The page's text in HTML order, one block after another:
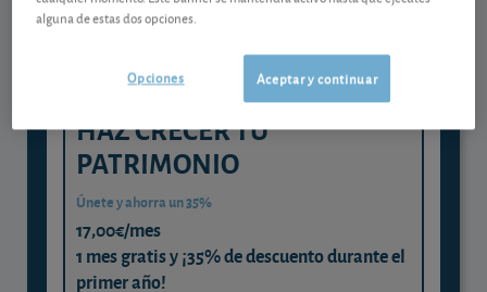
para ti
HAZ CRECER TU
PATRIMONIO
Únete y ahorra un 35%
17,00€/mes
1 mes gratis y ¡35% de descuento durante el
primer año!
alguna de estas dos opciones.
Aceptar y continuar
Opciones